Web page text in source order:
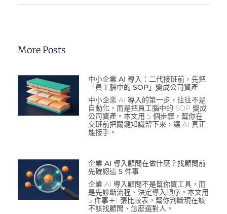
More Posts
中小企業 AI 導入：二代接班前，先把
「員工腦中的 SOP」變成公司資產
中小企業 AI 導入的第一步，往往不是
自動化，而是把員工腦中的 SOP 變成
公司資產。本文用 5 個步驟，幫你在
交班前把關鍵知識留下來，讓 AI 真正
能接手。
企業 AI 導入顧問在做什麼？找顧問前
先確認這 5 件事
企業 AI 導入顧問不是幫你買工具，而
是先診斷流程、決定導入順序。本文用
5 件事＋1 張比較表，幫你判斷現在該
不該找顧問、怎麼選對人。